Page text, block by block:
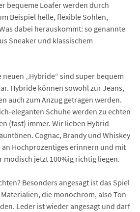
bequeme Loafer werden durch
Beispiel helle, flexible Sohlen,
dabei herauskommt: so genannte
Sneaker und klassischem
neuen „Hybride“ sind super bequem
Hybride können sowohl zur Jeans,
auch zum Anzug getragen werden.
eleganten Schuhe werden zu echten
(fast) immer. Wir lieben Hybrid-
Cognac, Brandy und Whiskey
an Hochprozentiges erinnern und mit
modisch jetzt 100%ig richtig liegen.
Besonders angesagt ist das Spiel
die monochrom, also Ton
Leder ist wieder angesagt und darf